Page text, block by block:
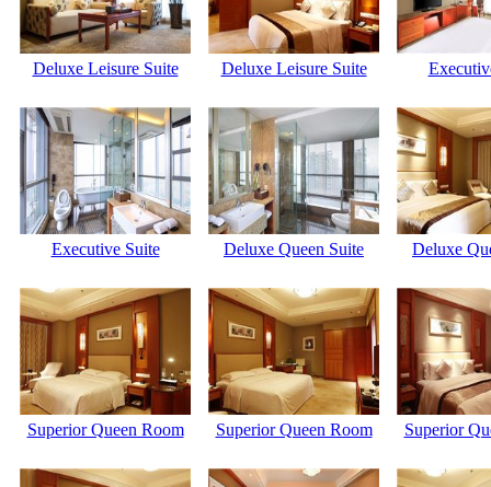
Deluxe Leisure Suite Deluxe Leisure Suite
Executive Suite Deluxe Queen Suite Deluxe
Superior Queen Room Superior Queen Room Superior